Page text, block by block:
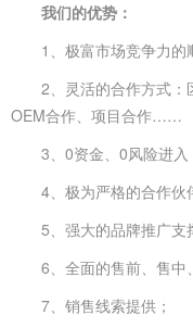
我们的优势：
1、极富市场竞争力的
2、灵活的合作方式：
OEM合作、项目合作……
3、0资金、0风险进入
4、极为严格的合作伙
5、强大的品牌推广支
6、全面的售前、售中
7、销售线索提供；